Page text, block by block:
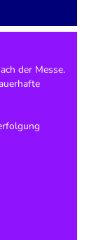
der Messe.